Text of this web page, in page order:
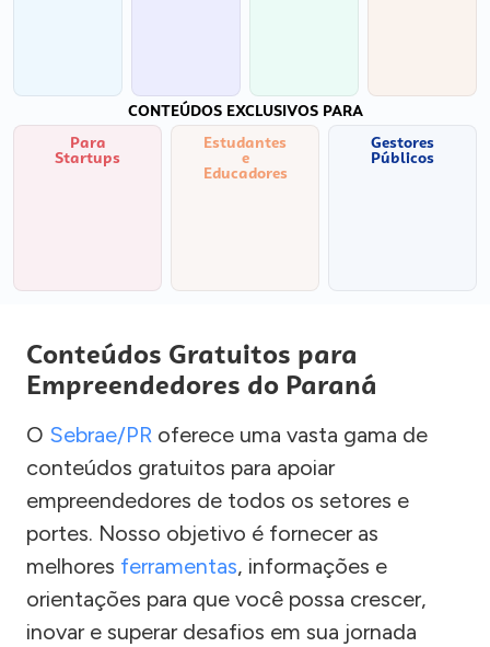
CONTEÚDOS EXCLUSIVOS PARA
Para
Startups
Estudantes
e
Educadores
Gestores
Públicos
Conteúdos Gratuitos para
Empreendedores do Paraná
O Sebrae/PR oferece uma vasta gama de
conteúdos gratuitos para apoiar
empreendedores de todos os setores e
portes. Nosso objetivo é fornecer as
melhores ferramentas, informações e
orientações para que você possa crescer,
inovar e superar desafios em sua jornada